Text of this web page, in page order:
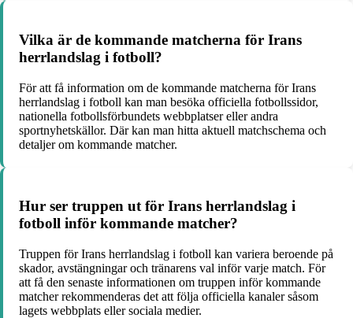
Vilka är de kommande matcherna för Irans
herrlandslag i fotboll?
För att få information om de kommande matcherna för Irans
herrlandslag i fotboll kan man besöka officiella fotbollssidor,
nationella fotbollsförbundets webbplatser eller andra
sportnyhetskällor. Där kan man hitta aktuell matchschema och
detaljer om kommande matcher.
Hur ser truppen ut för Irans herrlandslag i
fotboll inför kommande matcher?
Truppen för Irans herrlandslag i fotboll kan variera beroende på
skador, avstängningar och tränarens val inför varje match. För
att få den senaste informationen om truppen inför kommande
matcher rekommenderas det att följa officiella kanaler såsom
lagets webbplats eller sociala medier.